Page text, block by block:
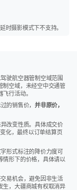
至 12×。
314，亮度 1000
安时）、充电速度
、Wi-Fi 与蓝牙规格
17 级。
色彩模式在 DJI
得，充电器需额外
时摄影模式下不支持。
驶航空器管制空域范围
制空域，未经空中交通管
行活动。
的销售价，并非原价，
改变性质。具体成交价
化，最终以订单结算页
形式标注的降价力度可
情形下的价格，具体请以
易机会，避免因非生活
生，大疆商城有权取消异